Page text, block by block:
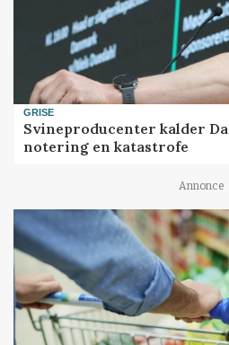
GRISE
Svineproducenter kalder
notering en katastrofe
Annonce